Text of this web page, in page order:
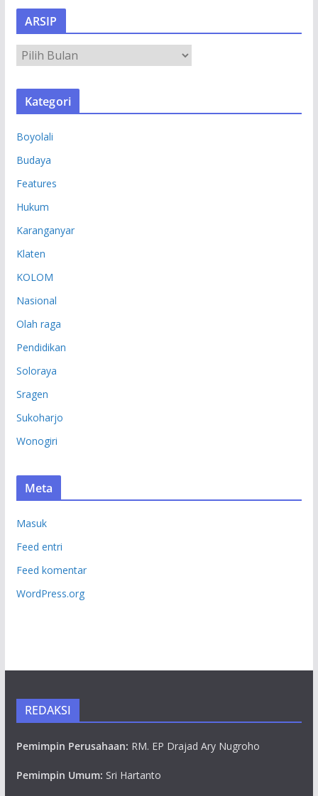
ARSIP
R
S
Kategori
Boyolali
Budaya
Features
Hukum
Karanganyar
Klaten
KOLOM
Nasional
Olah raga
Pendidikan
Soloraya
Sragen
Sukoharjo
Wonogiri
Meta
Masuk
Feed entri
Feed komentar
WordPress.org
REDAKSI
Pemimpin Perusahaan: RM. EP Drajad Ary Nugroho
Pemimpin Umum: Sri Hartanto